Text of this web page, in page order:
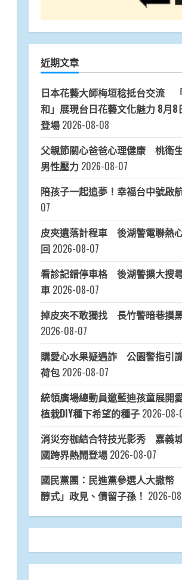
近期文章
日本花藝大師梅垣稔抵台交流
和」展現台日花藝文化魅力 8月8
登場 2026-08-08
父親節關心爸爸心理健康 桃衛
男性壓力 2026-08-07
陪孩子一起追夢！幸福台中號啟
07
皮夾遺落計程車 後湖警電聯熱
回 2026-08-07
看診記錯停車格 後湖警擴大搜
車 2026-08-07
掉皮夾不敢獨找 長竹警暗巷摸
2026-08-07
購愛心水果疑遇詐 公園警指引
荷包 2026-08-07
統領廣場總動員邀藍迪孩童展開
植栽DIY種下希望的種子 2026-08-
消災夯枷結合特技光影秀 嘉義
國跨界熱鬧登場 2026-08-07
國民黨團：民進黨參選人大撒
醇式」政見、債留子孫！ 2026-